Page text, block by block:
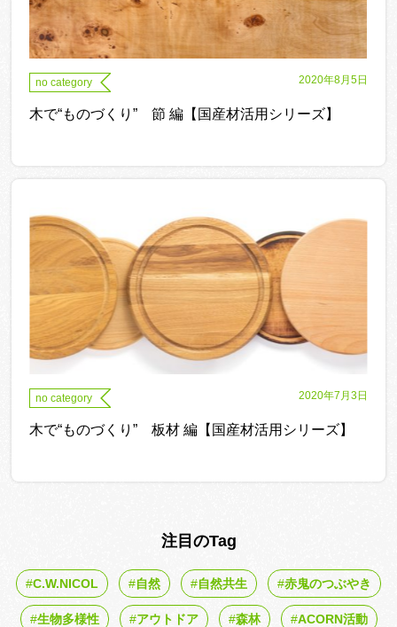
no category 2020年8月5日
木で“ものづくり” 節 編【国産材活用シリーズ】
no category 2020年7月3日
木で“ものづくり” 板材 編【国産材活用シリーズ】
注目のTag
C.W.NICOL 自然 自然共生 赤鬼のつぶやき
生物多様性 アウトドア 森林 ACORN活動